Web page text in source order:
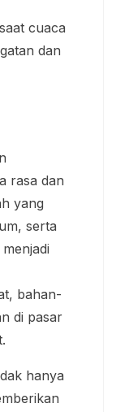
cuaca
dan
rasa dan
yang
serta
bahan-
di pasar
hanya